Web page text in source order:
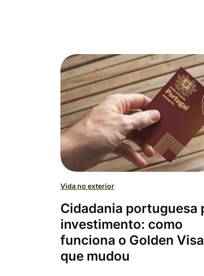
Vida no exterior
Cidadania portuguesa
investimento: como
funciona o Golden
que mudou